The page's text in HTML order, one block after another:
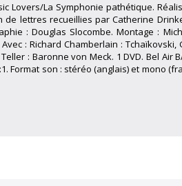
Lovers/La Symphonie pathétique.
de lettres recueillies par Catherine
: Douglas Slocombe. Montage :
: Richard Chamberlain :
: Baronne von Meck. 1 DVD. Bel Air
Format son : stéréo (anglais) et mono